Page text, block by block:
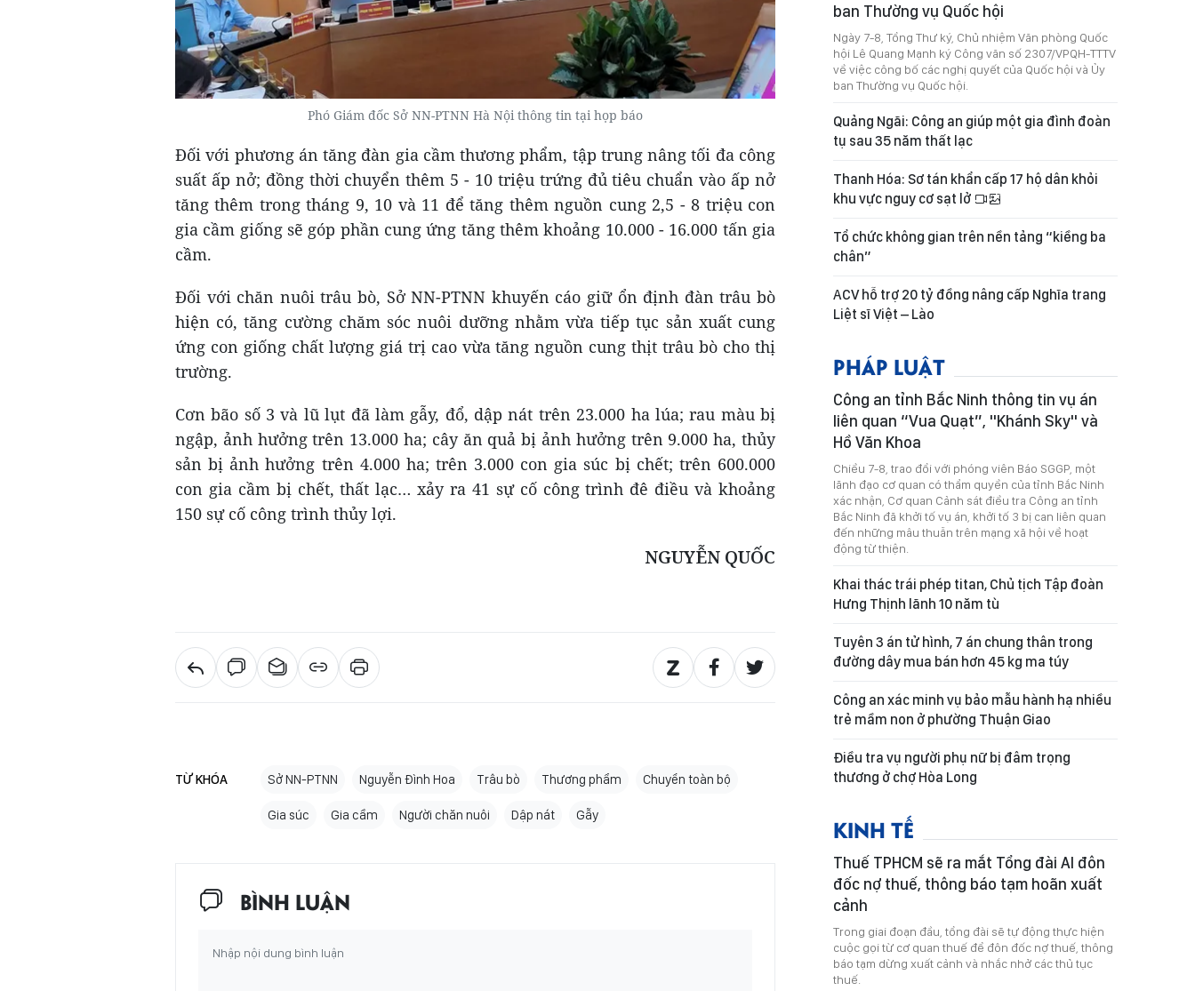
Phó Giám đốc Sở NN-PTNN Hà Nội thông tin tại họp báo
Đối với phương án tăng đàn gia cầm thương phẩm, tập trung nâng tối đa công
suất ấp nở; đồng thời chuyển thêm 5 - 10 triệu trứng đủ tiêu chuẩn vào ấp nở
tăng thêm trong tháng 9, 10 và 11 để tăng thêm nguồn cung 2,5 - 8 triệu con
gia cầm giống sẽ góp phần cung ứng tăng thêm khoảng 10.000 - 16.000 tấn gia
cầm.
Đối với chăn nuôi trâu bò, Sở NN-PTNN khuyến cáo giữ ổn định đàn trâu bò
hiện có, tăng cường chăm sóc nuôi dưỡng nhằm vừa tiếp tục sản xuất cung
ứng con giống chất lượng giá trị cao vừa tăng nguồn cung thịt trâu bò cho thị
trường.
Cơn bão số 3 và lũ lụt đã làm gẫy, đổ, dập nát trên 23.000 ha lúa; rau màu bị
ngập, ảnh hưởng trên 13.000 ha; cây ăn quả bị ảnh hưởng trên 9.000 ha, thủy
sản bị ảnh hưởng trên 4.000 ha; trên 3.000 con gia súc bị chết; trên 600.000
con gia cầm bị chết, thất lạc… xảy ra 41 sự cố công trình đê điều và khoảng
150 sự cố công trình thủy lợi.
NGUYỄN QUỐC
TỪ KHÓA Sở NN-PTNN Nguyễn Đình Hoa Trâu bò Thương phẩm Chuyển toàn bộ
Gia súc Gia cầm Người chăn nuôi Dập nát Gẫy
BÌNH LUẬN
ban Thường vụ Quốc hội
Ngày 7-8, Tổng Thư ký, Chủ nhiệm Văn phòng Quốc
hội Lê Quang Mạnh ký Công văn số 2307/VPQH-TTTV
về việc công bố các nghị quyết của Quốc hội và Ủy
ban Thường vụ Quốc hội.
Quảng Ngãi: Công an giúp một gia đình đoàn
tụ sau 35 năm thất lạc
Thanh Hóa: Sơ tán khẩn cấp 17 hộ dân khỏi
khu vực nguy cơ sạt lở
Tổ chức không gian trên nền tảng “kiềng ba
chân”
ACV hỗ trợ 20 tỷ đồng nâng cấp Nghĩa trang
Liệt sĩ Việt – Lào
PHÁP LUẬT
Công an tỉnh Bắc Ninh thông tin vụ án
liên quan “Vua Quạt”, "Khánh Sky" và
Hồ Văn Khoa
Chiều 7-8, trao đổi với phóng viên Báo SGGP, một
lãnh đạo cơ quan có thẩm quyền của tỉnh Bắc Ninh
xác nhận, Cơ quan Cảnh sát điều tra Công an tỉnh
Bắc Ninh đã khởi tố vụ án, khởi tố 3 bị can liên quan
đến những mâu thuẫn trên mạng xã hội về hoạt
động từ thiện.
Khai thác trái phép titan, Chủ tịch Tập đoàn
Hưng Thịnh lãnh 10 năm tù
Tuyên 3 án tử hình, 7 án chung thân trong
đường dây mua bán hơn 45 kg ma túy
Công an xác minh vụ bảo mẫu hành hạ nhiều
trẻ mầm non ở phường Thuận Giao
Điều tra vụ người phụ nữ bị đâm trọng
thương ở chợ Hòa Long
KINH TẾ
Thuế TPHCM sẽ ra mắt Tổng đài AI đôn
đốc nợ thuế, thông báo tạm hoãn xuất
cảnh
Trong giai đoạn đầu, tổng đài sẽ tự động thực hiện
cuộc gọi từ cơ quan thuế để đôn đốc nợ thuế, thông
báo tạm dừng xuất cảnh và nhắc nhở các thủ tục
thuế.